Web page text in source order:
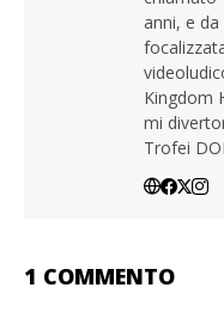
anni, e
Kingdom
mi
Trofei
1 COMMENTO